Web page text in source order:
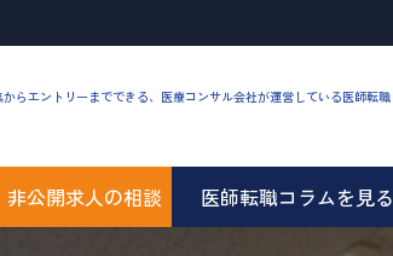
らエントリーまでできる、医療コンサル会社が運営している医師転職
非公開求人の相談 医師転職コラムを見る